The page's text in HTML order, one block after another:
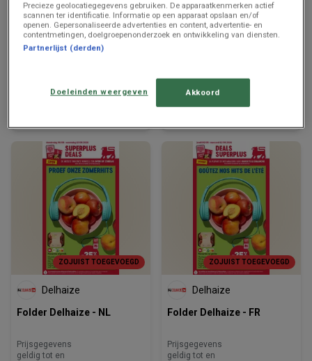
ZOJUIST TOEGEVOEGD
Proxy Delhaize
Prijsgegevens
ZOJUIST TOEGEVOEGD
Proxy Delhaize
Prijsgegevens
geldig tot en
ZOJUIST TOEGEVOEGD
Delhaize
Folder Delhaize - NL
Prijsgegevens
geldig tot en
ZOJUIST TOEGEVOEGD
Delhaize
Folder Delhaize - FR
Prijsgegevens
geldig tot en
Precieze geolocatiegegevens gebruiken. De apparaatkenmerken actief
scannen ter identificatie. Informatie op een apparaat opslaan en/of
openen. Gepersonaliseerde advertenties en content, advertentie- en
contentmetingen, doelgroepenonderzoek en ontwikkeling van diensten.
Partnerlijst (derden)
Doeleinden weergeven Akkoord